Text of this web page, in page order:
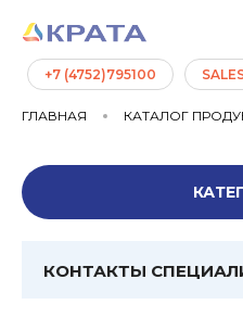
+7 (4752)795100
ГЛАВНАЯ КАТАЛОГ
КОНТАКТЫ